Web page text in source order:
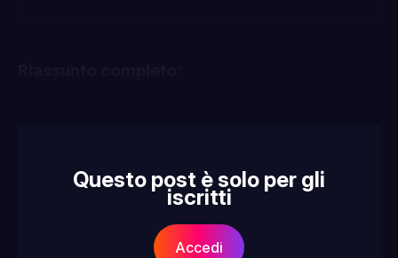
Questo post è solo per gli
iscritti
Accedi